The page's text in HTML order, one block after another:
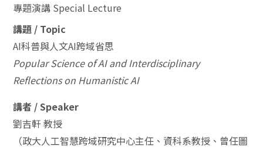
專題演講 Special Lecture
講題 / Topic
AI科普與人文AI跨域省思
Popular Science of AI and Interdisciplinary
Reflections on Humanistic AI
講者 / Speaker
劉吉軒 教授
（政大人工智慧跨域研究中心主任、資科系教授、曾任圖